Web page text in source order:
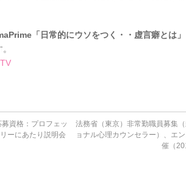
「日常的にウソをつく・・虚言癖とは」
資格：プロフェッ
ーにあたり説明会
法務省（東京）非常勤職員募集
ョナル心理カウンセラー）、エ
催（